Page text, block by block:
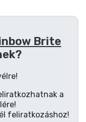
Brite
a
feliratkozáshoz!